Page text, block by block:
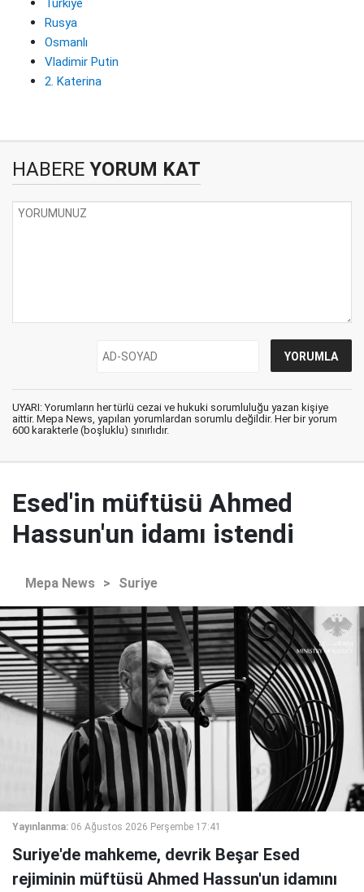
Türkiye
Rusya
Osmanlı
Vladimir Putin
2. Katerina
HABERE YORUM KAT
UYARI: Yorumların her türlü cezai ve hukuki sorumluluğu yazan kişiye
aittir. Mepa News, yapılan yorumlardan sorumlu değildir. Her bir yorum
600 karakterle (boşluklu) sınırlıdır.
Esed'in müftüsü Ahmed
Hassun'un idamı istendi
Mepa News > Suriye
Yayınlanma: 06 Ağustos 2026 Perşembe 17:41
Suriye'de mahkeme, devrik Beşar Esed
rejiminin müftüsü Ahmed Hassun'un idamını